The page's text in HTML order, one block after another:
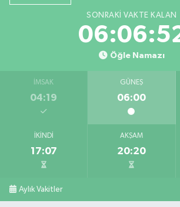
SONRAKI VAKTE KALAN
Öğle Namazı
İMSAK
04:19
GÜNEŞ
06:00
İKINDI
17:07
AKŞAM
20:20
Aylık Vakitler